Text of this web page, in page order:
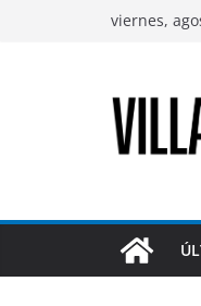
viernes,